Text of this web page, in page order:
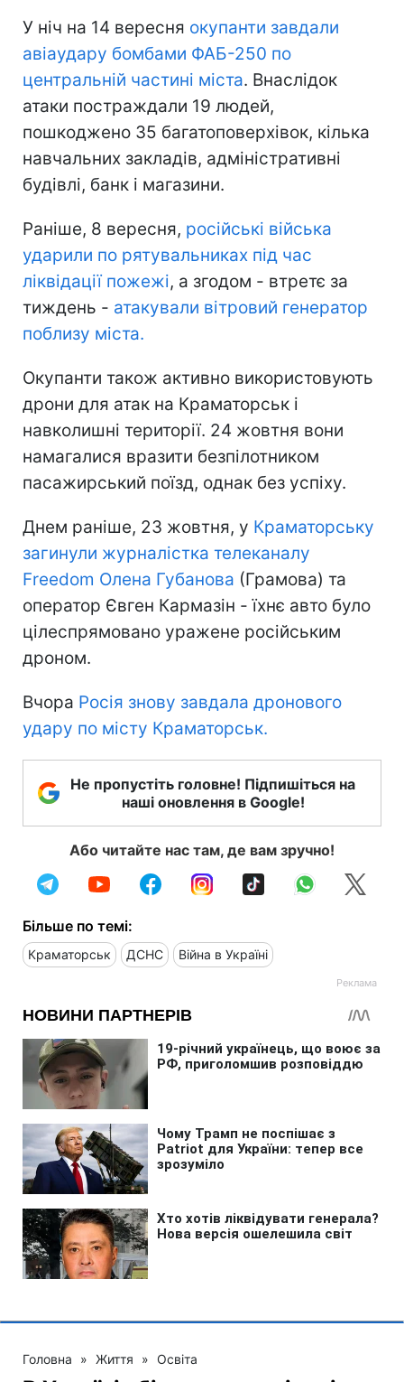
У ніч на 14 вересня окупанти завдали
авіаудару бомбами ФАБ-250 по
центральній частині міста. Внаслідок
атаки постраждали 19 людей,
пошкоджено 35 багатоповерхівок, кілька
навчальних закладів, адміністративні
будівлі, банк і магазини.
Раніше, 8 вересня, російські війська
ударили по рятувальниках під час
ліквідації пожежі, а згодом - втретє за
тиждень - атакували вітровий генератор
поблизу міста.
Окупанти також активно використовують
дрони для атак на Краматорськ і
навколишні території. 24 жовтня вони
намагалися вразити безпілотником
пасажирський поїзд, однак без успіху.
Днем раніше, 23 жовтня, у Краматорську
загинули журналістка телеканалу
Freedom Олена Губанова (Грамова) та
оператор Євген Кармазін - їхнє авто було
цілеспрямовано уражене російським
дроном.
Вчора Росія знову завдала дронового
удару по місту Краматорськ.
Не пропустіть головне! Підпишіться на
наші оновлення в Google!
Або читайте нас там, де вам зручно!
Більше по темі:
Краматорськ ДСНС Війна в Україні
Головна » Життя » Освіта